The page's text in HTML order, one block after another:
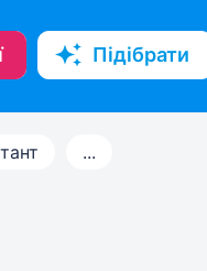
Підібрати
...